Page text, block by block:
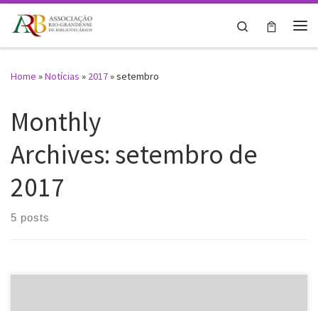
Skip to content
Search
Home »Notícias » 2017»setembro
Monthly
Archives: setembro de
2017
5 posts